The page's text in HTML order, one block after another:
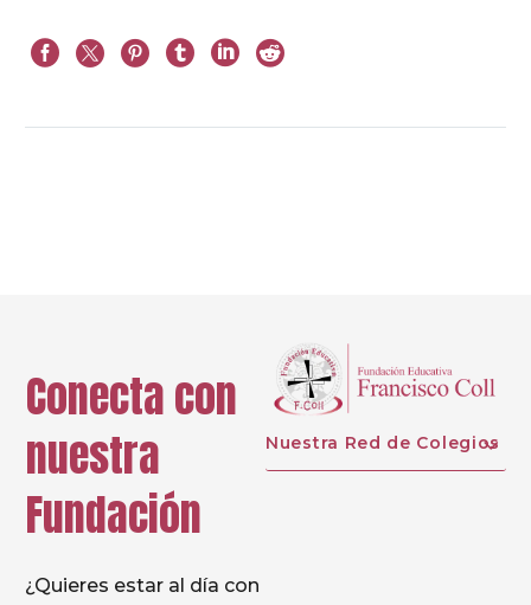
Conecta con
nuestra
Fundación
¿Quieres estar al día con
Nuestra Red de Colegios